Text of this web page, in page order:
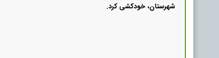
شهرستان، خودکشی کرد. ‎